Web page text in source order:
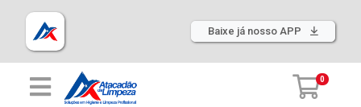
Baixe já nosso APP
0